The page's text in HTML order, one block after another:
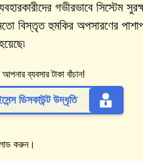
গভীরভাবে সিস্টেম
বিস্তৃত হুমকির অপসারণের
আপনার ব্যবসার টাকা বাঁচান!
ডিসকাউন্ট উদ্ধৃতি
করুন।